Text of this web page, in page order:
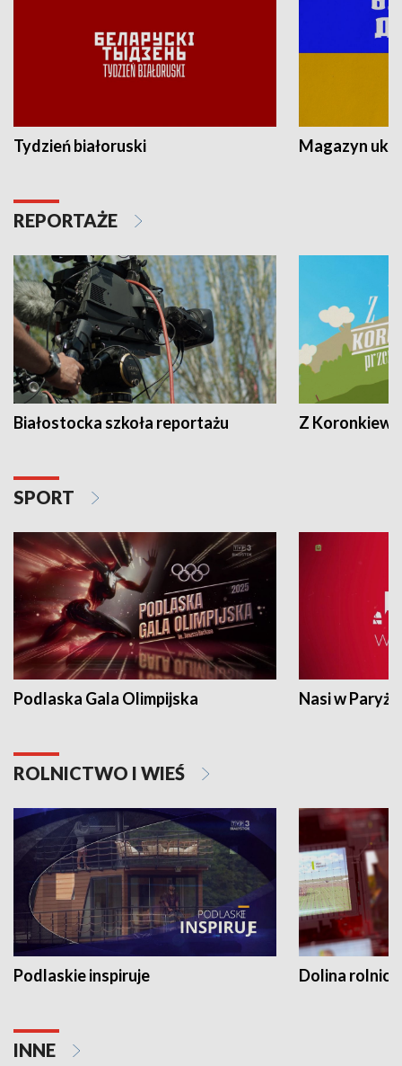
Tydzień białoruski Magazyn
REPORTAŻE
Białostocka szkoła reportażu Z
SPORT
Podlaska Gala Olimpijska Nasi w Paryżu
ROLNICTWO I WIEŚ
Podlaskie inspiruje Dolina
INNE